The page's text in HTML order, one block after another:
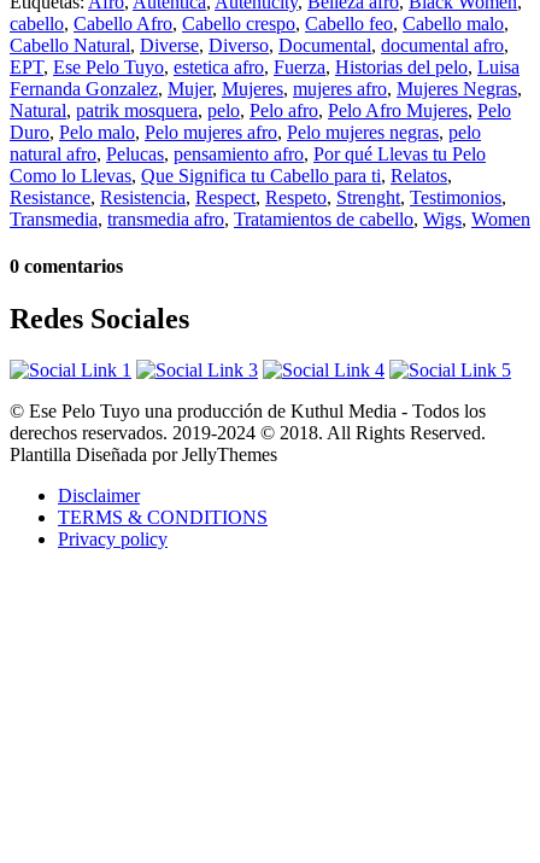
cabello, Cabello Afro, Cabello crespo, Cabello feo, Cabello malo,
Cabello Natural, Diverse, Diverso, Documental, documental afro,
EPT, Ese Pelo Tuyo, estetica afro, Fuerza, Historias del pelo, Luisa
Fernanda Gonzalez, Mujer, Mujeres, mujeres afro, Mujeres Negras,
Natural, patrik mosquera, pelo, Pelo afro, Pelo Afro Mujeres, Pelo
Duro, Pelo malo, Pelo mujeres afro, Pelo mujeres negras, pelo
natural afro, Pelucas, pensamiento afro, Por qué Llevas tu Pelo
Como lo Llevas, Que Significa tu Cabello para ti, Relatos,
Resistance, Resistencia, Respect, Respeto, Strenght, Testimonios,
Transmedia, transmedia afro, Tratamientos de cabello, Wigs, Women
0 comentarios
Redes Sociales
© Ese Pelo Tuyo una producción de Kuthul Media - Todos los
derechos reservados. 2019-2024 © 2018. All Rights Reserved.
Plantilla Diseñada por JellyThemes
Disclaimer
TERMS & CONDITIONS
Privacy policy